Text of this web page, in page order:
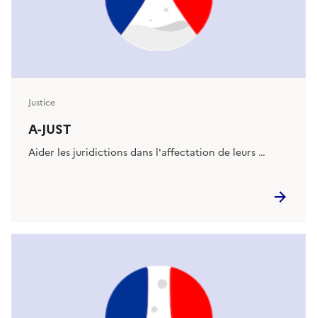
Justice
A-JUST
Aider les juridictions dans l'affectation de leurs …